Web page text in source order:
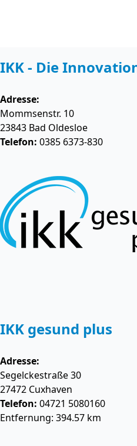
IKK - Die
Adresse:
Mommsenstr. 10
23843 Bad Oldesloe
Telefon: 0385 6373-830
IKK gesund plus
Adresse:
Segelckestraße 30
27472 Cuxhaven
Telefon: 04721 5080160
Entfernung: 394.57 km